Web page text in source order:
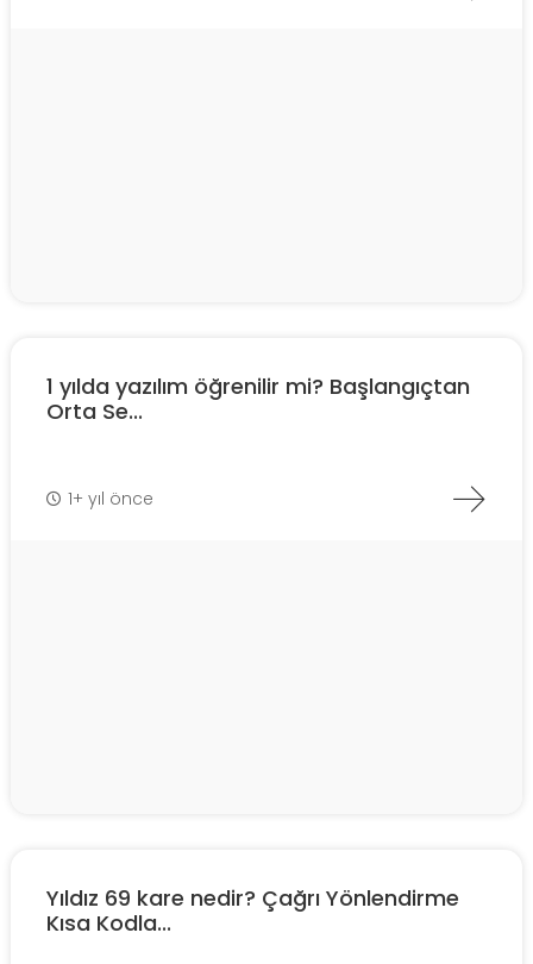
1 yılda yazılım öğrenilir mi? Başlangıçtan
Orta Se...
1+ yıl önce
Yıldız 69 kare nedir? Çağrı Yönlendirme
Kısa Kodla...